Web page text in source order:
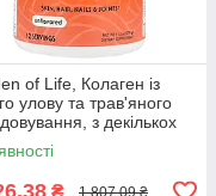
of Life, Колаген із
улову та трав'яного
з декількох
без добавок, 270 г в
₴ 1 807,09 ₴